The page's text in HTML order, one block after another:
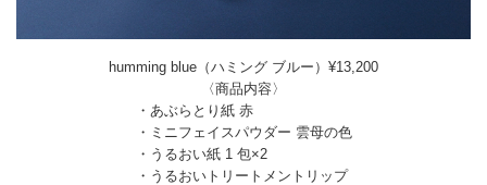
humming blue（ハミング ブルー）¥13,200
〈商品内容〉
・あぶらとり紙 赤
・ミニフェイスパウダー 雲母の色
・うるおい紙 1 包×2
・うるおいトリートメントリップ